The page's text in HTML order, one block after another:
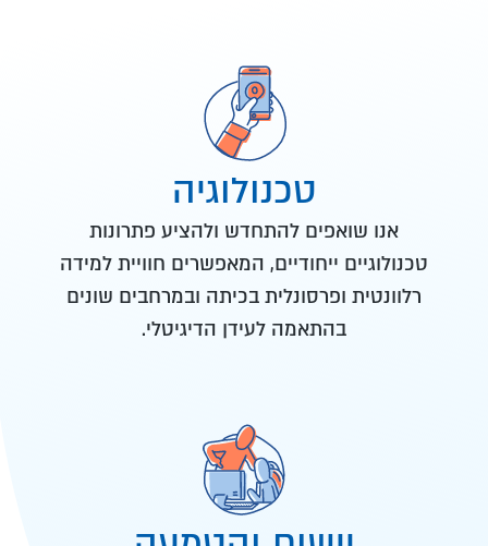
טכנולוגיה
אנו שואפים להתחדש ולהציע פתרונות
טכנולוגיים ייחודיים, המאפשרים חוויית למידה
רלוונטית ופרסונלית בכיתה ובמרחבים שונים
בהתאמה לעידן הדיגיטלי.